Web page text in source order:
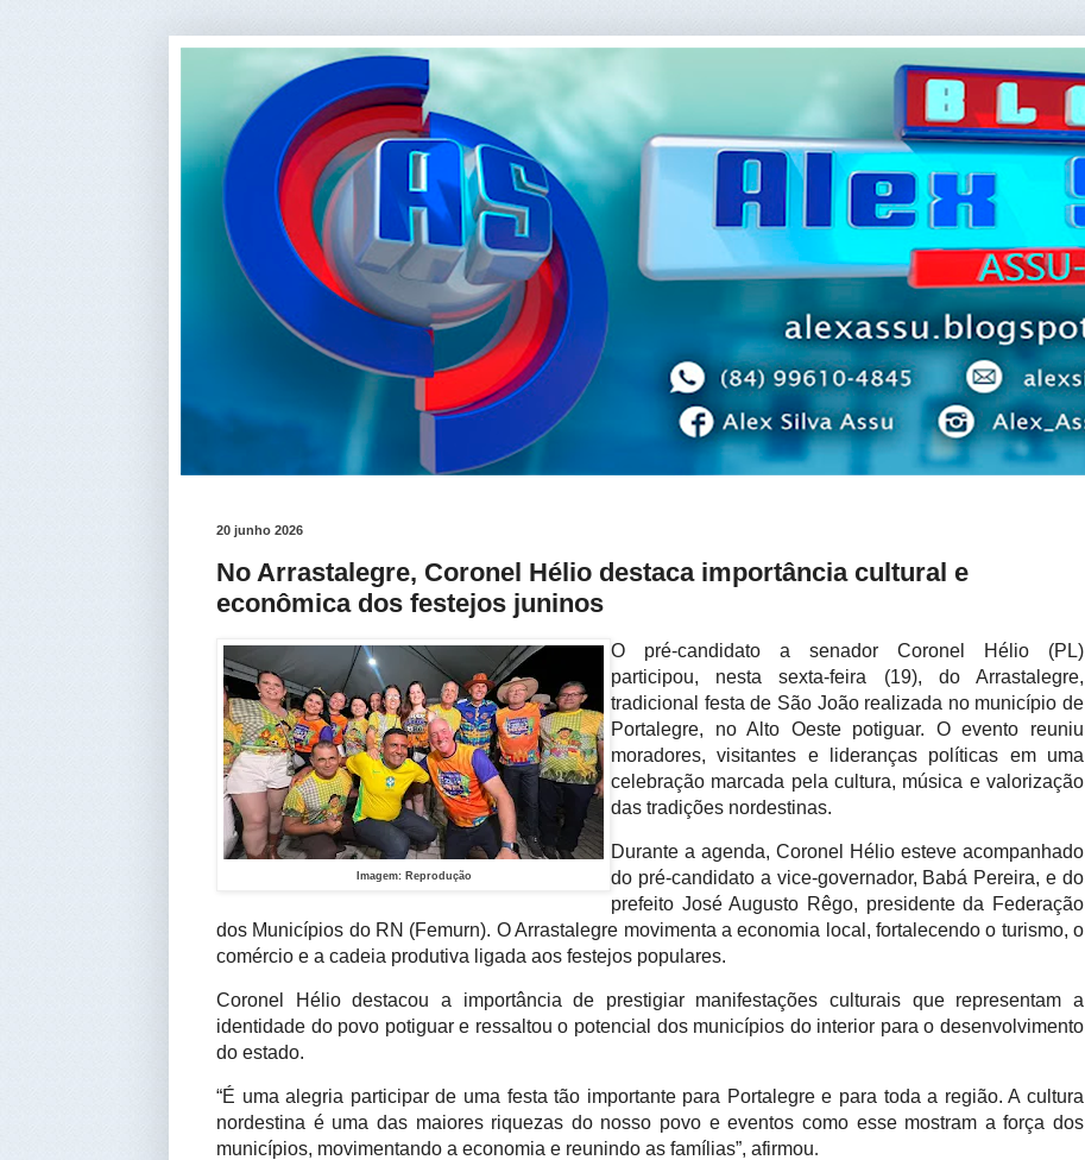
20 junho 2026
No Arrastalegre, Coronel Hélio destaca importância cultural e
econômica dos festejos juninos
Imagem: Reprodução
O pré-candidato a senador Coronel Hélio (PL)
participou, nesta sexta-feira (19), do Arrastalegre,
tradicional festa de São João realizada no município de
Portalegre, no Alto Oeste potiguar. O evento reuniu
moradores, visitantes e lideranças políticas em uma
celebração marcada pela cultura, música e valorização
das tradições nordestinas.
Durante a agenda, Coronel Hélio esteve acompanhado
do pré-candidato a vice-governador, Babá Pereira, e do
prefeito José Augusto Rêgo, presidente da Federação
dos Municípios do RN (Femurn). O Arrastalegre movimenta a economia local, fortalecendo o turismo, o
comércio e a cadeia produtiva ligada aos festejos populares.
Coronel Hélio destacou a importância de prestigiar manifestações culturais que representam a
identidade do povo potiguar e ressaltou o potencial dos municípios do interior para o desenvolvimento
do estado.
“É uma alegria participar de uma festa tão importante para Portalegre e para toda a região. A cultura
nordestina é uma das maiores riquezas do nosso povo e eventos como esse mostram a força dos
municípios, movimentando a economia e reunindo as famílias”, afirmou.